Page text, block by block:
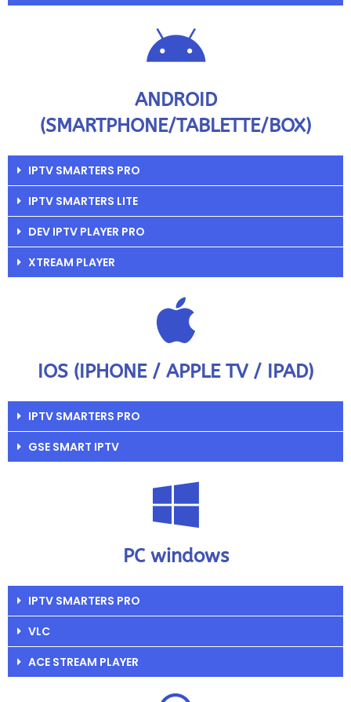
ANDROID
(SMARTPHONE/TABLETTE/BOX)
IPTV SMARTERS PRO
IPTV SMARTERS LITE
DEV IPTV PLAYER PRO
XTREAM PLAYER
IOS (IPHONE / APPLE TV / IPAD)
IPTV SMARTERS PRO
GSE SMART IPTV
PC windows
IPTV SMARTERS PRO
VLC
ACE STREAM PLAYER